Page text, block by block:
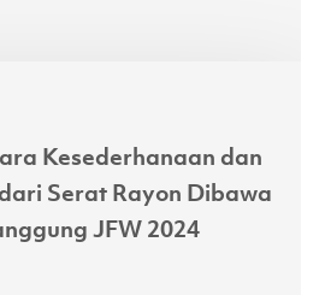
Kesederhanaan dan
Serat Rayon Dibawa
JFW 2024